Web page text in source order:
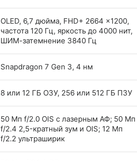
OLED, 6,7 дюйма, FHD+ 2664 ×1200,
частота 120 Гц, яркость до 4000 нит,
ШИМ-затемнение 3840 Гц
Snapdragon 7 Gen 3, 4 нм
8 или 12 ГБ ОЗУ, 256 или 512 ГБ ПЗУ
50 Мп f/2.0 OIS с лазерным АФ; 50 Мп
f/2.4 2,5-кратный зум и OIS; 12 Мп
f/2.2 ультраширик